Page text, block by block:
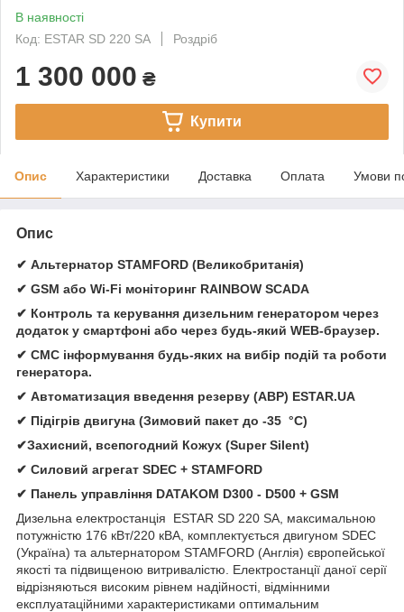
В наявності
Код: ESTAR SD 220 SA
Роздріб
1 300 000 ₴
Купити
Опис Характеристики Доставка Оплата Умови
Опис
✔ Альтернатор STAMFORD (Великобританія)
✔ GSM або Wi-Fi моніторинг RAINBOW SCADA
✔ Контроль та керування дизельним генератором через
додаток у смартфоні або через будь-який WEB-браузер.
✔ СМС інформування будь-яких на вибір подій та роботи
генератора.
✔ Автоматизация введення резерву (АВР) ESTAR.UA
✔ Підігрів двигуна (Зимовий пакет до -35 °C)
✔Захисний, всепогодний Кожух (Super Silent)
✔ Силовий агрегат SDEC + STAMFORD
✔ Панель управління DATAKOM D300 - D500 + GSM
Дизельна електростанція ESTAR SD 220 SA, максимальною
потужністю 176 кВт/220 кВА, комплектується двигуном SDEC
(Україна) та альтернатором STAMFORD (Англія) європейської
якості та підвищеною витривалістю. Електростанції даної серії
відрізняються високим рівнем надійності, відмінними
експлуатаційними характеристиками оптимальним